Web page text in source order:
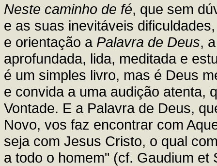
Neste caminho de fé, que sem
e as suas inevitáveis
e orientação a Palavra de Deus,
aprofundada, lida, meditada e
é um simples livro, mas é Deus
e convida a uma audição atenta,
Vontade. E a Palavra de Deus,
Novo, vos faz encontrar com
seja com Jesus Cristo, o qual
a todo o homem" (cf. Gaudium et